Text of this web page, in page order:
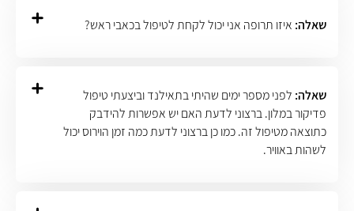
שאלה: איזו תרופה אני יכול לקחת לטיפול בכאבי ראש?
שאלה: לפני מספר ימים שהיתי בתאילנד וביצעתי טיפול
פדיקור במלון. ברצוני לדעת האם יש אפשרות להידבק
כתוצאה מטיפול זה. כמו כן ברצוני לדעת כמה זמן הוירוס יכול
לשהות באוויר.